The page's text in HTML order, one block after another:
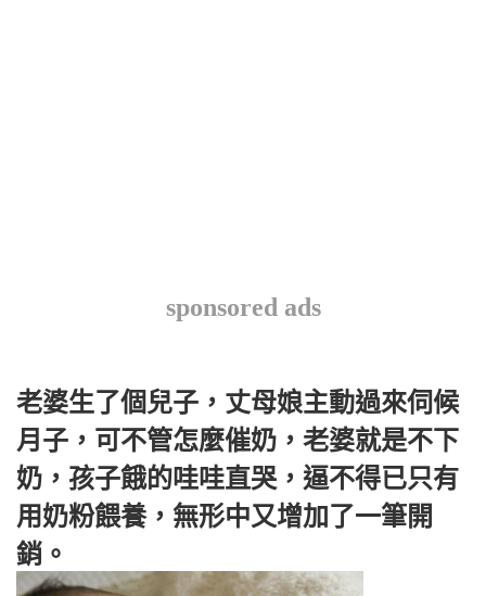
sponsored ads
老婆生了個兒子，丈母娘主動過來伺候
月子，可不管怎麼催奶，老婆就是不下
奶，孩子餓的哇哇直哭，逼不得已只有
用奶粉餵養，無形中又增加了一筆開
銷。